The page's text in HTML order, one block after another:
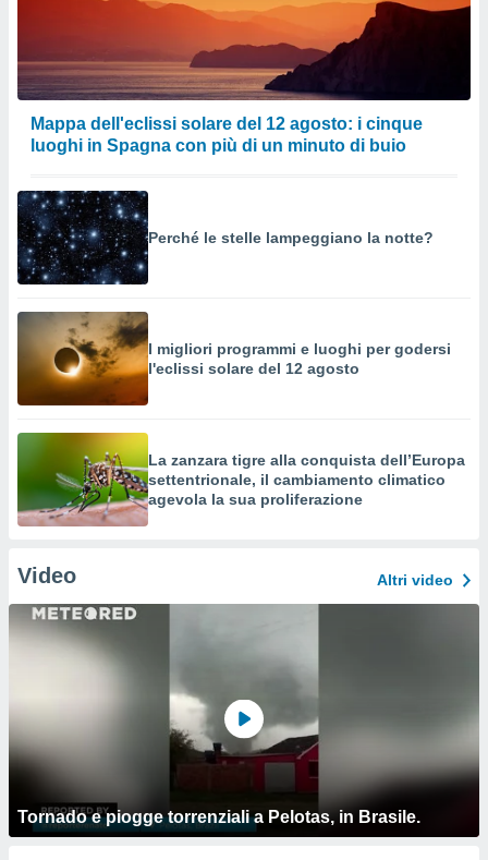
Mappa dell'eclissi solare del 12 agosto: i cinque
luoghi in Spagna con più di un minuto di buio
Perché le stelle lampeggiano la notte?
I migliori programmi e luoghi per godersi
l'eclissi solare del 12 agosto
La zanzara tigre alla conquista dell’Europa
settentrionale, il cambiamento climatico
agevola la sua proliferazione
Video Altri video
Tornado e piogge torrenziali a Pelotas, in Brasile.